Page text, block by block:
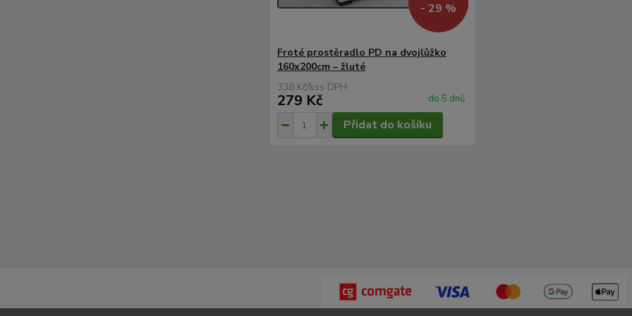
- 29 %
Froté prostěradlo PD na dvojlůžko
160x200cm – žluté
338 Kč/ks
279 Kč do 5 dnů
Přidat do košíku